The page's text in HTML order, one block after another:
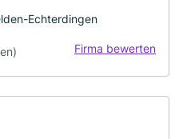
Echterdingen
Firma bewerten